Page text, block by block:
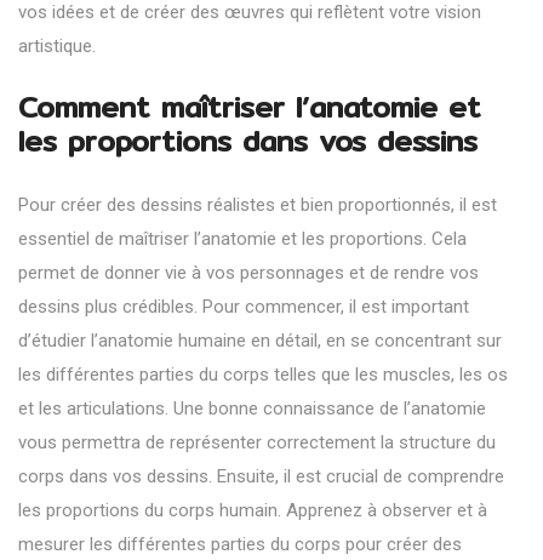
vos idées et de créer des œuvres qui reflètent votre vision
artistique.
Comment maîtriser l’anatomie et
les proportions dans vos dessins
Pour créer des dessins réalistes et bien proportionnés, il est
essentiel de maîtriser l’anatomie et les proportions. Cela
permet de donner vie à vos personnages et de rendre vos
dessins plus crédibles. Pour commencer, il est important
d’étudier l’anatomie humaine en détail, en se concentrant sur
les différentes parties du corps telles que les muscles, les os
et les articulations. Une bonne connaissance de l’anatomie
vous permettra de représenter correctement la structure du
corps dans vos dessins. Ensuite, il est crucial de comprendre
les proportions du corps humain. Apprenez à observer et à
mesurer les différentes parties du corps pour créer des